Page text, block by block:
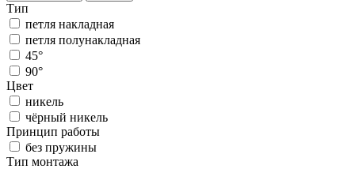
Тип
петля накладная
петля полунакладная
45°
90°
Цвет
никель
чёрный никель
Принцип работы
без пружины
Тип монтажа